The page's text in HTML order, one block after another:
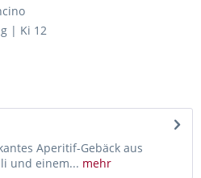
| Ki 12
Aperitif-Gebäck aus
und einem... mehr